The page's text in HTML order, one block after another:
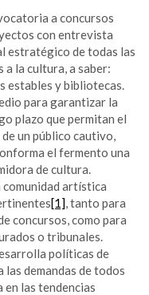
a concursos
con entrevista
estratégico de todas las
la cultura, a saber:
estables y bibliotecas.
para garantizar la
plazo que permitan el
un público cautivo,
el fermento una
de cultura.
artística
[1], tanto para
concursos, como para
o tribunales.
políticas de
las demandas de todos
las tendencias